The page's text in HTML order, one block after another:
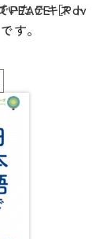
いたテキスト
［Pov
す。
するといい
発話例、学習
などを具体的
解が深まりま